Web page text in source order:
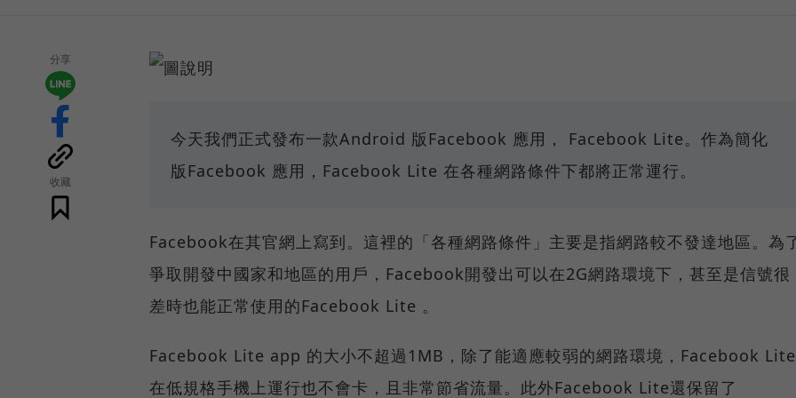
分享
收藏
今天我們正式發布一款Android 版Facebook 應用， Facebook Lite。作為簡化
版Facebook 應用，Facebook Lite 在各種網路條件下都將正常運行。
Facebook在其官網上寫到。這裡的「各種網路條件」主要是指網路較不發達地區。為
爭取開發中國家和地區的用戶，Facebook開發出可以在2G網路環境下，甚至是信號很
差時也能正常使用的Facebook Lite 。
Facebook Lite app 的大小不超過1MB，除了能適應較弱的網路環境，Facebook Lite
在低規格手機上運行也不會卡，且非常節省流量。此外Facebook Lite還保留了